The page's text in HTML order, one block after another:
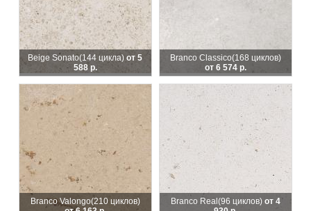
Beige Sonato(144 цикла)от 5
588 р.
Branco Classico(168 циклов)
от 6 574 р.
Branco Valongo(210 циклов)
Branco Real (96 циклов) от 4